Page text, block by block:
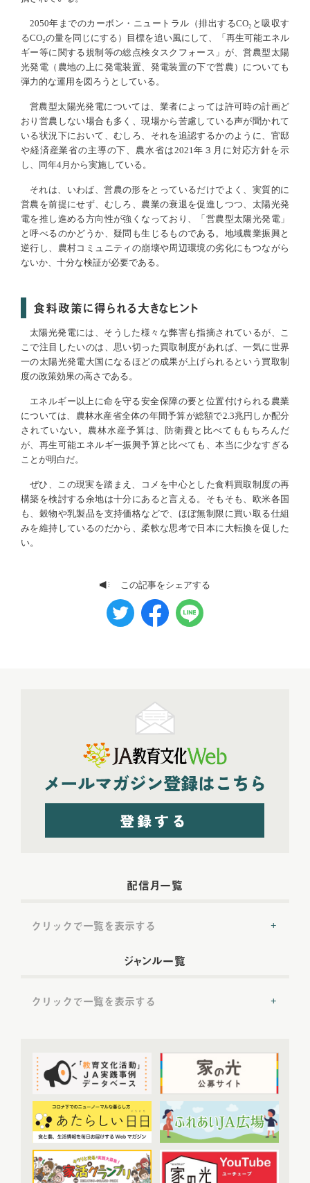
2050年までのカーボン・ニュートラル（排出するCO₂と吸収す
るCO₂の量を同じにする）目標を追い風にして、「再生可能エネル
ギー等に関する規制等の総点検タスクフォース」が、営農型太陽
光発電（農地の上に発電装置、発電装置の下で営農）についても
弾力的な運用を図ろうとしている。
営農型太陽光発電については、業者によっては許可時の計画ど
おり営農しない場合も多く、現場から苦慮している声が聞かれて
いる状況下において、むしろ、それを追認するかのように、官邸
や経済産業省の主導の下、農水省は2021年３月に対応方針を示
し、同年4月から実施している。
それは、いわば、営農の形をとっているだけでよく、実質的に
営農を前提にせず、むしろ、農業の衰退を促進しつつ、太陽光発
電を推し進める方向性が強くなっており、「営農型太陽光発電」
と呼べるのかどうか、疑問も生じるものである。地域農業振興と
逆行し、農村コミュニティの崩壊や周辺環境の劣化にもつながら
ないか、十分な検証が必要である。
食料政策に得られる大きなヒント
太陽光発電には、そうした様々な弊害も指摘されているが、こ
こで注目したいのは、思い切った買取制度があれば、一気に世界
一の太陽光発電大国になるほどの成果が上げられるという買取制
度の政策効果の高さである。
エネルギー以上に命を守る安全保障の要と位置付けられる農業
については、農林水産省全体の年間予算が総額で2.3兆円しか配分
されていない。農林水産予算は、防衛費と比べてももちろんだ
が、再生可能エネルギー振興予算と比べても、本当に少なすぎる
ことが明白だ。
ぜひ、この現実を踏まえ、コメを中心とした食料買取制度の再
構築を検討する余地は十分にあると言える。そもそも、欧米各国
も、穀物や乳製品を支持価格などで、ほぼ無制限に買い取る仕組
みを維持しているのだから、柔軟な思考で日本に大転換を促した
い。
この記事をシェアする
配信月一覧
クリックで一覧を表示する
2022年7月配信 (8)
2022年10月配信 (7)
2022年11月配信(6)
2023年配信(72)
2023年1月配信(6)
2023年2月配信(7)
ジャンル一覧
クリックで一覧を表示する
トップ対談(50)
ＪＡ実践事例紹介 (37)
教育文化プランナー (19)
協同の歴史の瞬間(52)
農業・食料ほんとうの話(52)